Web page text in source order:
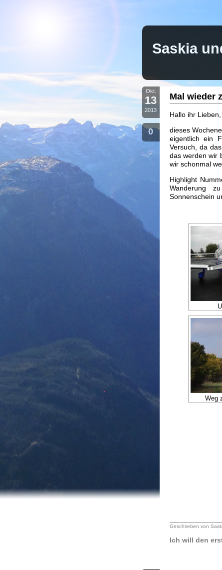
Saskia
Okt.
13
2013
0
Mal wieder
Hallo ihr Lieben,
dieses
eigentlich ein
Versuch, da
das werden wir
wir schonmal
Highlight
Wanderung
Sonnenschein
Weg
Geschrieben von
Ich will den